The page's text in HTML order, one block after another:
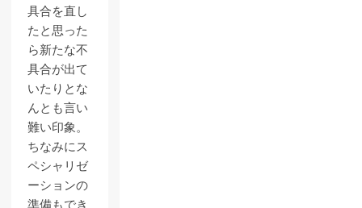
具合を直し
たと思った
ら新たな不
具合が出て
いたりとな
んとも言い
難い印象。
ちなみにス
ペシャリゼ
ーションの
準備もでき